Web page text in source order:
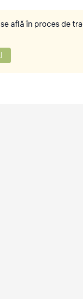
află în proces de